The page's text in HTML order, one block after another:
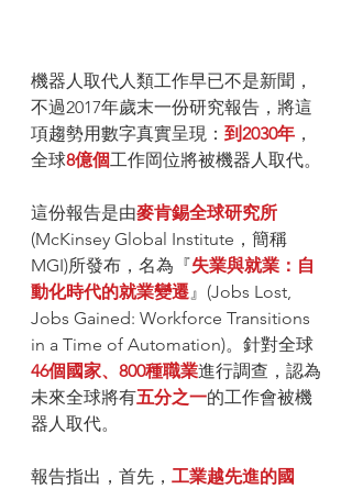
機器人取代人類工作早已不是新聞，
不過2017年歲末一份研究報告，將這
項趨勢用數字真實呈現： 到2030年 ，
全球8億個工作岡位將被機器人取代。
這份報告是由麥肯錫全球研究所
(McKinsey Global Institute，簡稱
MGI)所發布，名為『失業與就業：自
動化時代的就業變遷』(Jobs Lost,
Jobs Gained: Workforce Transitions
in a Time of Automation)。針對全球
46個國家、800種職業進行調查，認為
未來全球將有五分之一的工作會被機
器人取代。
報告指出，首先， 工業越先進的國